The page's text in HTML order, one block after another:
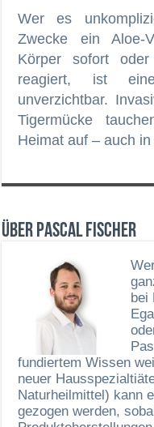
Wer es
Zwecke ein Aloe-
Körper sofort oder
reagiert, ist
unverzichtbar.
Tigermücke
Heimat auf – auch
Über Pascal Fischer
bei
fundiertem Wissen
neuer
Naturheilmittel) kann
gezogen werden,